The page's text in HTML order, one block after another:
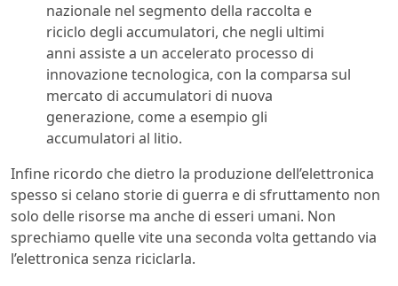
nazionale nel segmento della raccolta e
riciclo degli accumulatori, che negli ultimi
anni assiste a un accelerato processo di
innovazione tecnologica, con la comparsa sul
mercato di accumulatori di nuova
generazione, come a esempio gli
accumulatori al litio.
Infine ricordo che dietro la produzione dell’elettronica
spesso si celano storie di guerra e di sfruttamento non
solo delle risorse ma anche di esseri umani. Non
sprechiamo quelle vite una seconda volta gettando via
l’elettronica senza riciclarla.